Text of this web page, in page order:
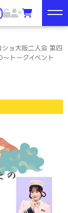
ョ大阪二人会 第四
トークイベント